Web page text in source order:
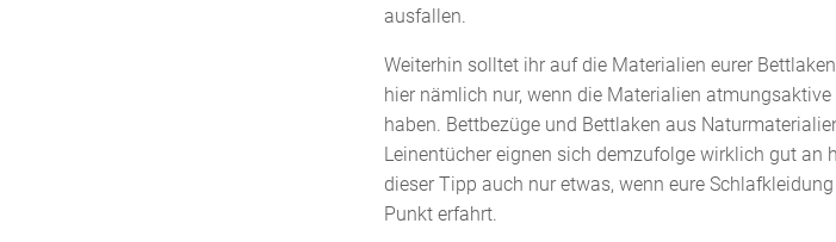
ausfallen.
Weiterhin solltet ihr auf die Materialien eurer
hier nämlich nur, wenn die Materialien
haben. Bettbezüge und Bettlaken aus
Leinentücher eignen sich demzufolge wirklich gut an
dieser Tipp auch nur etwas, wenn eure
Punkt erfahrt.